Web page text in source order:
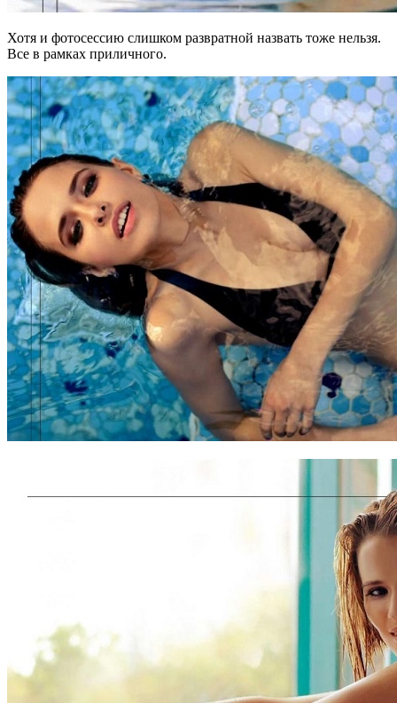
Хотя и фотосессию слишком развратной назвать тоже нельзя.
Все в рамках приличного.